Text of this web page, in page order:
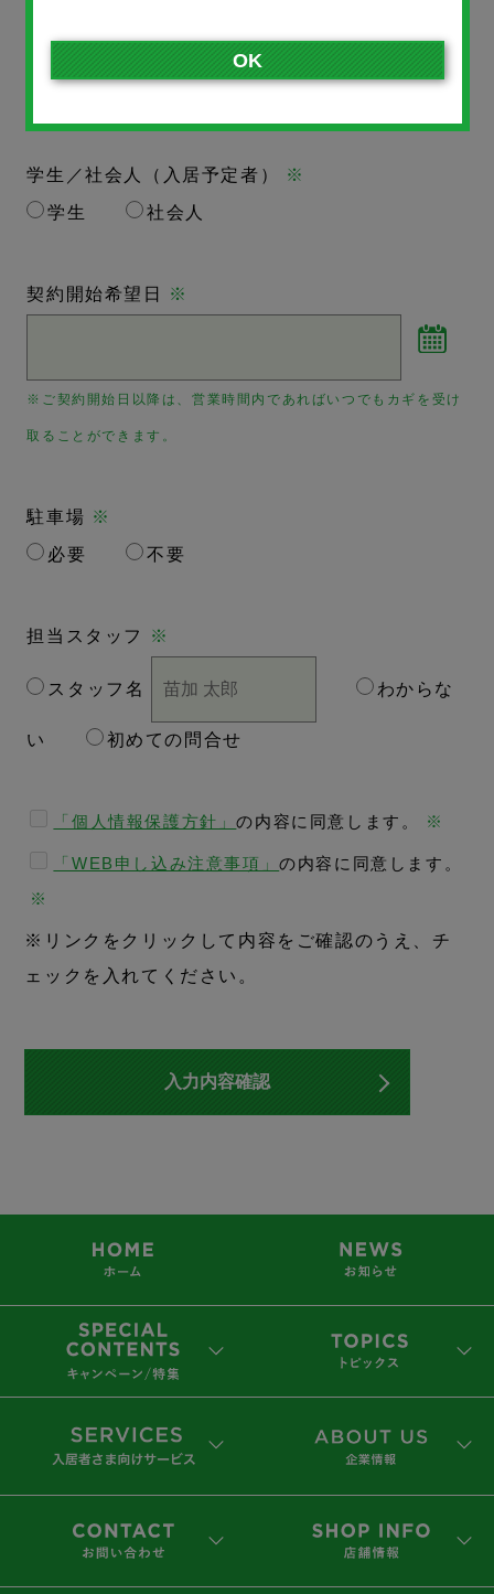
入居者さまとの続柄※
学生／社会人（入居予定者）
※
学生
社会人
契約開始希望日 ※
※ご契約開始日以降は、営業時間内であればいつでもカギを受け
取ることができます。
駐車場 ※
必要
不要
担当スタッフ ※
スタッフ名 わからな
い 初めての問合せ
「個人情報保護方針」の内容に同意します。 ※
「WEB申し込み注意事項」の内容に同意します。
※
※リンクをクリックして内容をご確認のうえ、チ
ェックを入れてください。
入力内容確認
OK